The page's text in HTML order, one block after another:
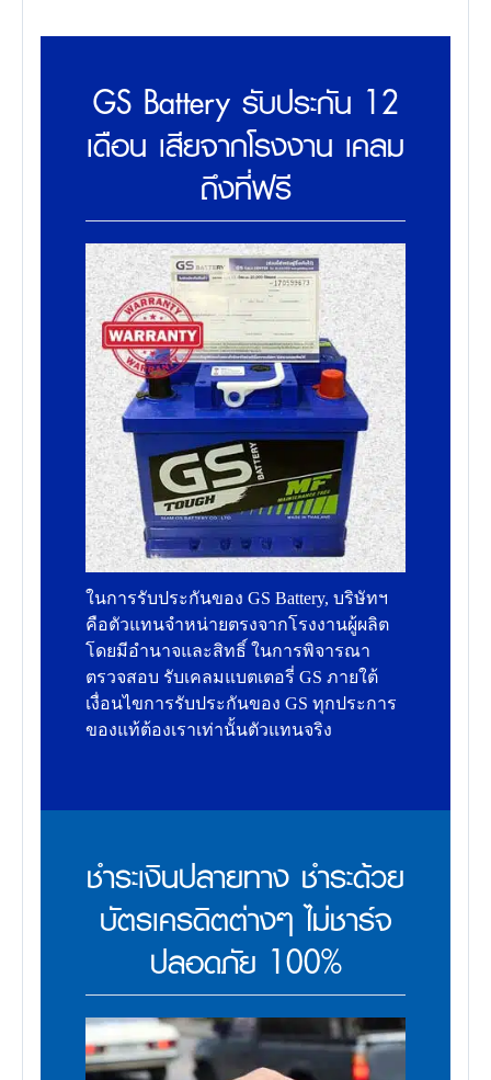
GS Battery รับประกัน 12
เดือน เสียจากโรงงาน เคลม
ถึงที่ฟรี
ในการรับประกันของ GS Battery, บริษัทฯ
คือตัวแทนจำหน่ายตรงจากโรงงานผู้ผลิต
โดยมีอำนาจและสิทธิ์ ในการพิจารณา
ตรวจสอบ รับเคลมแบตเตอรี่ GS ภายใต้
เงื่อนไขการรับประกันของ GS ทุกประการ
ของแท้ต้องเราเท่านั้นตัวแทนจริง
ชำระเงินปลายทาง ชำระด้วย
บัตรเครดิตต่างๆ ไม่ชาร์จ
ปลอดภัย 100%